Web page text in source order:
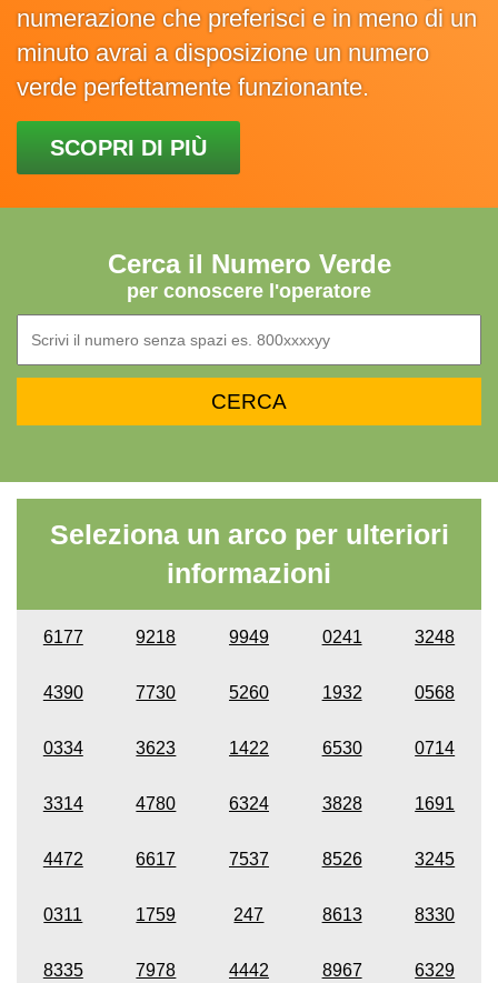
numerazione che preferisci e in meno di un
minuto avrai a disposizione un numero
verde perfettamente funzionante.
SCOPRI DI PIÙ
Cerca il Numero Verde
per conoscere l'operatore
Seleziona un arco per ulteriori
informazioni
6177 9218 9949 0241 3248
4390 7730 5260 1932 0568
0334 3623 1422 6530 0714
3314 4780 6324 3828 1691
4472 6617 7537 8526 3245
0311 1759 247 8613 8330
8335 7978 4442 8967 6329